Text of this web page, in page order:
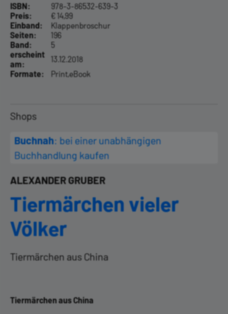
ISBN:
978-3-86532-639-3
Preis:
€ 14,99
Einband:
Klappenbroschur
Seiten:
196
Band:
5
erscheint
am:
13.12.2018
Formate:
Print,eBook
Shops
Buchnah: bei einer unabhängigen
Buchhandlung kaufen
Tiermärchen vieler
Völker
Tiermärchen aus China
ALEXANDER GRUBER
Tiermärchen aus China